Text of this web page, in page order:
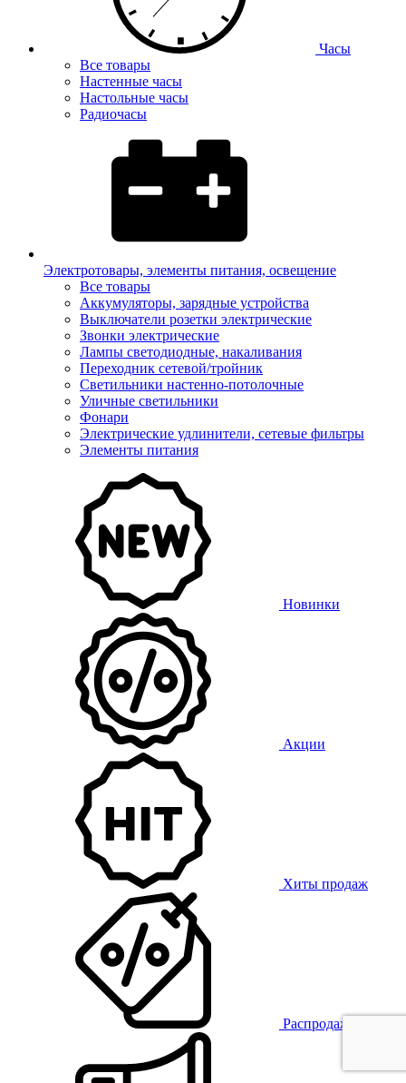
Часы
Все товары
Настенные часы
Настольные часы
Радиочасы
Электротовары, элементы питания, освещение
Все товары
Аккумуляторы, зарядные устройства
Выключатели розетки электрические
Звонки электрические
Лампы светодиодные, накаливания
Переходник сетевой/тройник
Светильники настенно-потолочные
Уличные светильники
Фонари
Электрические удлинители, сетевые фильтры
Элементы питания
Новинки
Акции
Хиты продаж
Распродажа